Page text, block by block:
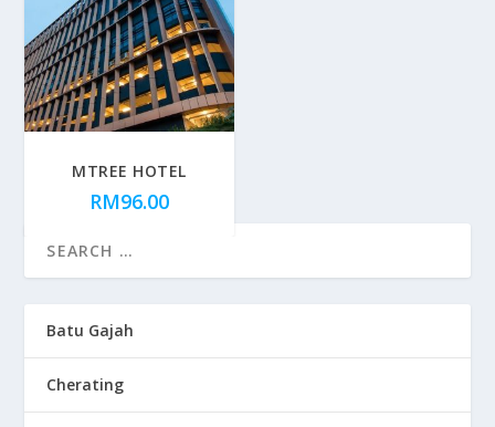
MTREE HOTEL
RM96.00
Batu Gajah
Cherating